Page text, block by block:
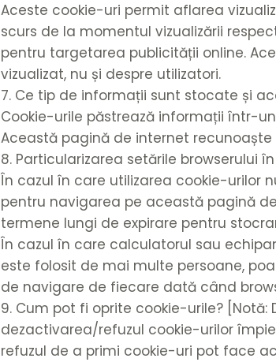
Aceste cookie-uri permit aflarea
scurs de la momentul vizualizării
pentru targetarea publicității online.
vizualizat, nu și despre utilizatori.
7. Ce tip de informații sunt stocate și
Cookie-urile păstrează informații într-
Această pagină de internet
8. Particularizarea setările browserului
În cazul în care utilizarea cookie-urilor
pentru navigarea pe această pagină
termene lungi de expirare pentru
În cazul în care calculatorul sau
este folosit de mai multe persoane,
de navigare de fiecare dată când
9. Cum pot fi oprite cookie-urile?
dezactivarea/refuzul cookie-urilor
refuzul de a primi cookie-uri pot face